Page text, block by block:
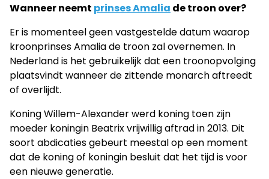
Wanneer neemt prinses Amalia de troon over?
Er is momenteel geen vastgestelde datum waarop
kroonprinses Amalia de troon zal overnemen. In
Nederland is het gebruikelijk dat een troonopvolging
plaatsvindt wanneer de zittende monarch aftreedt
of overlijdt.
Koning Willem-Alexander werd koning toen zijn
moeder koningin Beatrix vrijwillig aftrad in 2013. Dit
soort abdicaties gebeurt meestal op een moment
dat de koning of koningin besluit dat het tijd is voor
een nieuwe generatie.